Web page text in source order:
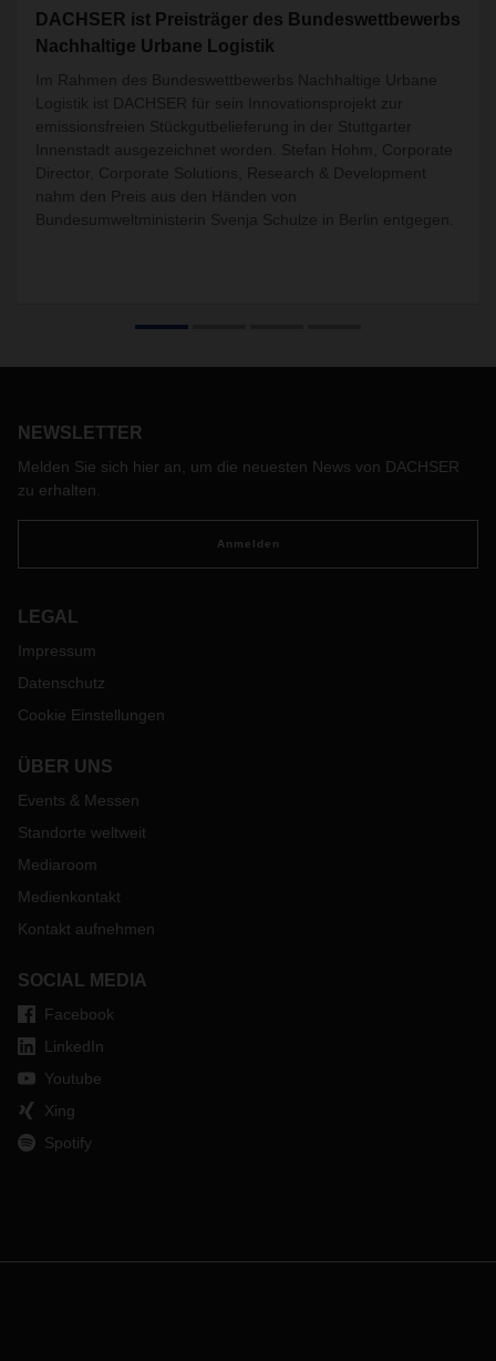
DACHSER ist Preisträger des Bundeswettbewerbs
Nachhaltige Urbane Logistik
Im Rahmen des Bundeswettbewerbs Nachhaltige Urbane
Logistik ist DACHSER für sein Innovationsprojekt zur
emissionsfreien Stückgutbelieferung in der Stuttgarter
Innenstadt ausgezeichnet worden. Stefan Hohm, Corporate
Director, Corporate Solutions, Research & Development
nahm den Preis aus den Händen von
Bundesumweltministerin Svenja Schulze in Berlin entgegen.
NEWSLETTER
Melden Sie sich hier an, um die neuesten News von DACHSER
zu erhalten.
Anmelden
LEGAL
Impressum
Datenschutz
Cookie Einstellungen
ÜBER UNS
Events & Messen
Standorte weltweit
Mediaroom
Medienkontakt
Kontakt aufnehmen
SOCIAL MEDIA
Facebook
LinkedIn
Youtube
Xing
Spotify